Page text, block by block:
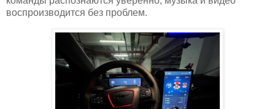
воспроизводится без проблем.